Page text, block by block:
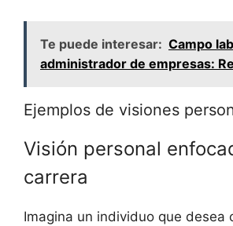
Te puede interesar: Campo
administrador de empresas:
Ejemplos de visiones
Visión personal
carrera
Imagina un individuo que desea